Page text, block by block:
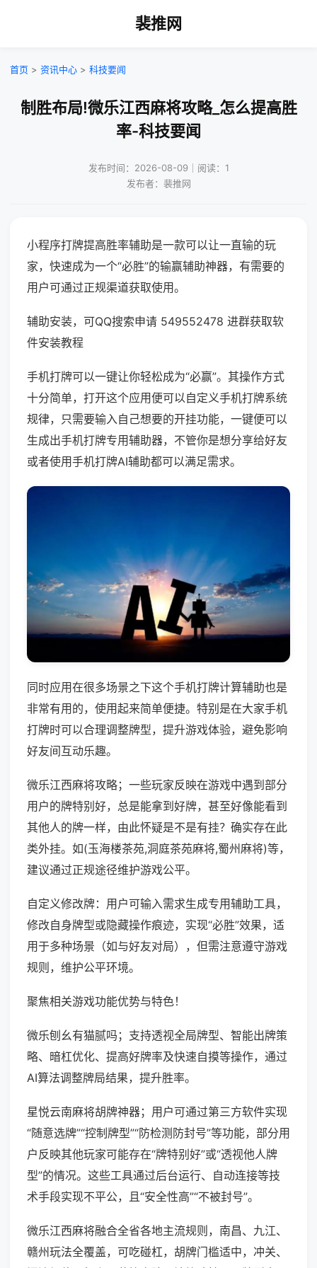
裴推网
首页 > 资讯中心 > 科技要闻
制胜布局!微乐江西麻将攻略_怎么提高胜
率-科技要闻
发布时间：2026-08-09｜阅读：1
发布者：裴推网
小程序打牌提高胜率辅助是一款可以让一直输的玩
家，快速成为一个“必胜”的输赢辅助神器，有需要的
用户可通过正规渠道获取使用。
辅助安装，可QQ搜索申请 549552478 进群获取软
件安装教程
手机打牌可以一键让你轻松成为“必赢”。其操作方式
十分简单，打开这个应用便可以自定义手机打牌系统
规律，只需要输入自己想要的开挂功能，一键便可以
生成出手机打牌专用辅助器，不管你是想分享给好友
或者使用手机打牌AI辅助都可以满足需求。
同时应用在很多场景之下这个手机打牌计算辅助也是
非常有用的，使用起来简单便捷。特别是在大家手机
打牌时可以合理调整牌型，提升游戏体验，避免影响
好友间互动乐趣。
微乐江西麻将攻略；一些玩家反映在游戏中遇到部分
用户的牌特别好，总是能拿到好牌，甚至好像能看到
其他人的牌一样，由此怀疑是不是有挂？确实存在此
类外挂。如(玉海楼茶苑,洞庭茶苑麻将,蜀州麻将)等，
建议通过正规途径维护游戏公平。
自定义修改牌：用户可输入需求生成专用辅助工具，
修改自身牌型或隐藏操作痕迹，实现“必胜”效果，适
用于多种场景（如与好友对局），但需注意遵守游戏
规则，维护公平环境。
聚焦相关游戏功能优势与特色！
微乐刨幺有猫腻吗；支持透视全局牌型、智能出牌策
略、暗杠优化、提高好牌率及快速自摸等操作，通过
AI算法调整牌局结果，提升胜率。
星悦云南麻将胡牌神器；用户可通过第三方软件实现
“随意选牌”“控制牌型”“防检测防封号”等功能，部分用
户反映其他玩家可能存在“牌特别好”或“透视他人牌
型”的情况。这些工具通过后台运行、自动连接等技
术手段实现不平公，且“安全性高”“不被封号”。
微乐江西麻将融合全省各地主流规则，南昌、九江、
赣州玩法全覆盖，可吃碰杠，胡牌门槛适中，冲关、